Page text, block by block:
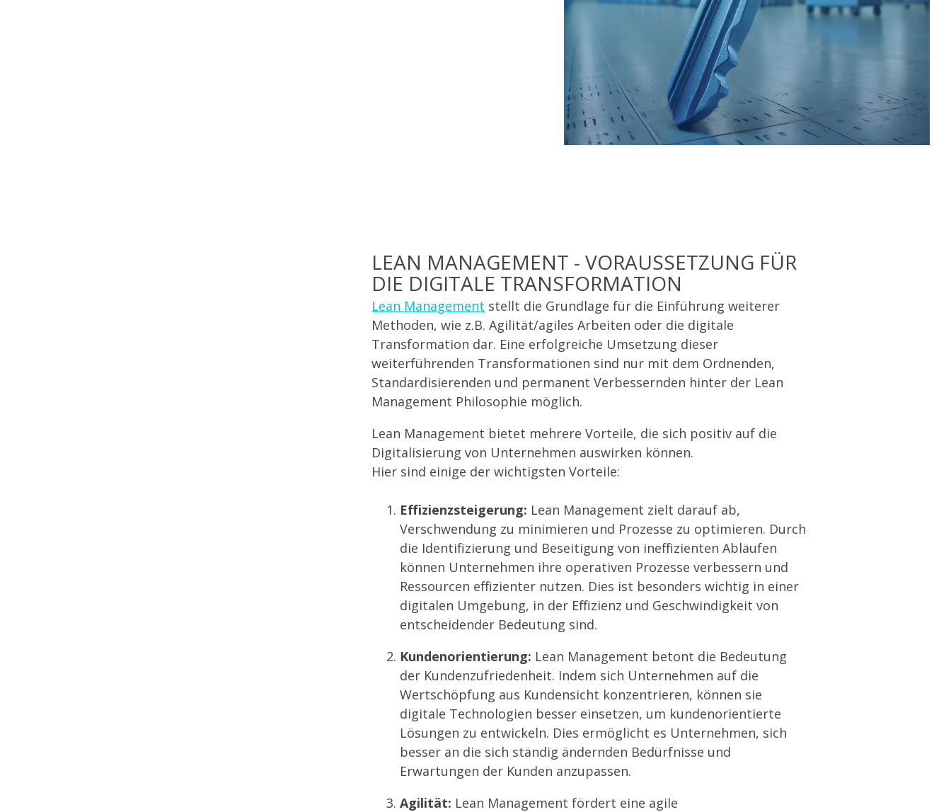
LEAN MANAGEMENT - VORAUSSETZUNG FÜR
DIE DIGITALE TRANSFORMATION
Lean Management stellt die Grundlage für die Einführung weiterer
Methoden, wie z.B. Agilität/agiles Arbeiten oder die digitale
Transformation dar. Eine erfolgreiche Umsetzung dieser
weiterführenden Transformationen sind nur mit dem Ordnenden,
Standardisierenden und permanent Verbessernden hinter der Lean
Management Philosophie möglich.
Lean Management bietet mehrere Vorteile, die sich positiv auf die
Digitalisierung von Unternehmen auswirken können.
Hier sind einige der wichtigsten Vorteile:
Effizienzsteigerung: Lean Management zielt darauf ab,
Verschwendung zu minimieren und Prozesse zu optimieren. Durch
die Identifizierung und Beseitigung von ineffizienten Abläufen
können Unternehmen ihre operativen Prozesse verbessern und
Ressourcen effizienter nutzen. Dies ist besonders wichtig in einer
digitalen Umgebung, in der Effizienz und Geschwindigkeit von
entscheidender Bedeutung sind.
Kundenorientierung: Lean Management betont die Bedeutung
der Kundenzufriedenheit. Indem sich Unternehmen auf die
Wertschöpfung aus Kundensicht konzentrieren, können sie
digitale Technologien besser einsetzen, um kundenorientierte
Lösungen zu entwickeln. Dies ermöglicht es Unternehmen, sich
besser an die sich ständig ändernden Bedürfnisse und
Erwartungen der Kunden anzupassen.
Agilität: Lean Management fördert eine agile